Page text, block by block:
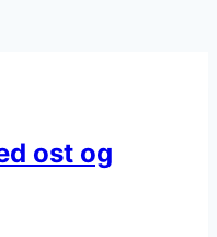
ost og